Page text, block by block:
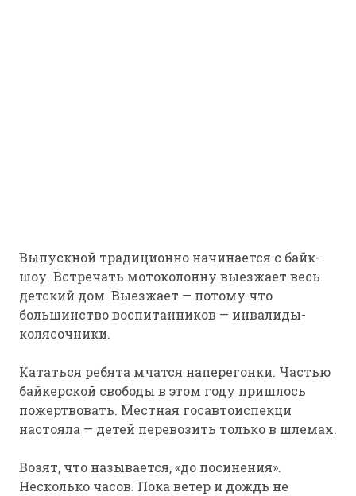
Выпускной традиционно начинается с байк-
шоу. Встречать мотоколонну выезжает весь
детский дом. Выезжает — потому что
большинство воспитанников — инвалиды-
колясочники.
Кататься ребята мчатся наперегонки. Частью
байкерской свободы в этом году пришлось
пожертвовать. Местная госавтоиспекци
настояла — детей перевозить только в шлемах.
Возят, что называется, «до посинения».
Несколько часов. Пока ветер и дождь не